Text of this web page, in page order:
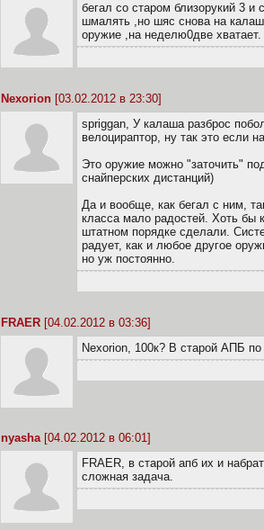
бегал со старом близорукий 3
шмалять ,но шяс снова на
оружие ,на неделю0две хватает.
Nexorion [03.02.2012 в 23:30]
spriggan, У калаша разброс
велоцираптор, ну так это если
Это оружие можно "заточить"
снайперских дистанций)
Да и вообще, как бегал с ним,
класса мало радостей. Хоть бы
штатном порядке сделали.
радует, как и любое другое
но уж постоянно.
FRAER [04.02.2012 в 03:36]
Nexorion, 100к? В старой АПБ
nyasha[04.02.2012 в 06:01]
FRAER, в старой апб их и
сложная задача.